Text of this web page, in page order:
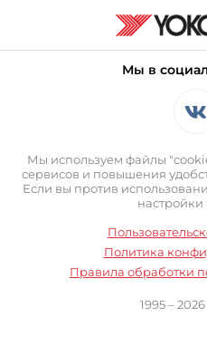
Мы в
Мы используем файлы
сервисов и повышения
Если вы против
настройки
Политика
Правила обработки
1995 –